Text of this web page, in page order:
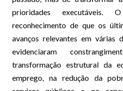
prioridades
reconhecimento de que os
avanços relevantes em várias
evidenciaram
transformação estrutural da
emprego, na redução da